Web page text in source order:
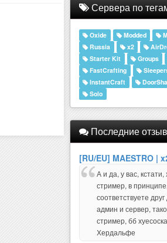
Сервера по
Oxide Modded
Russia
x2
Starter Kit
Groups
FastCrafting
InstantCraft
Solo
Последние
[RU/EU] MAESTRO |
А и да, у вас, кстати,
стример, в принципе,
соответствуете друг
админ и сервер,
стример, бб
Хердальфе